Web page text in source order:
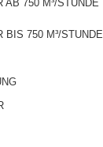
AB 750 M³/STUNDE
BIS 750 M³/STUNDE